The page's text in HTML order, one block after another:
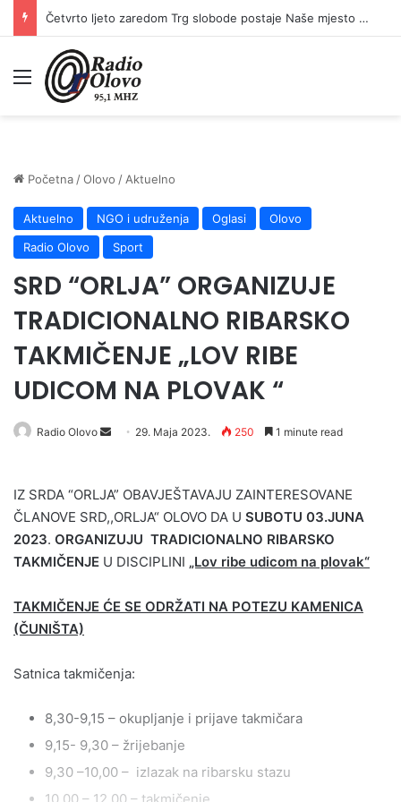
Četvrto ljeto zaredom Trg slobode postaje Naše mjesto – Bingo Ljetno kino Tuzla
Meni
Početna /Olovo / Aktuelno
Aktuelno NGO i udruženja Oglasi
Olovo
Radio Olovo
Sport
SRD “ORLJA” ORGANIZUJE
TRADICIONALNO RIBARSKO
TAKMIČENJE „LOV RIBE
UDICOM NA PLOVAK “
Radio Olovo
Send 29. Maja 2023. 250 1 minute read
IZ SRDA “ORLJA” OBAVJEŠTAVAJU ZAINTERESOVANE
ČLANOVE SRD,,ORLJA“ OLOVO DA U SUBOTU 03.JUNA
2023. ORGANIZUJU TRADICIONALNO RIBARSKO
TAKMIČENJE U DISCIPLINI „Lov ribe udicom na plovak“
TAKMIČENJE ĆE SE ODRŽATI NA POTEZU KAMENICA
(ČUNIŠTA)
Satnica takmičenja:
8,30-9,15 – okupljanje i prijave takmičara
9,15- 9,30 – žrijebanje
9,30 –10,00 – izlazak na ribarsku stazu